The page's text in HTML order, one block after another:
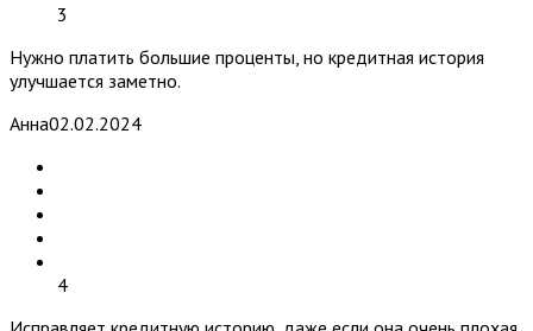
3
Нужно платить большие проценты, но кредитная история
улучшается заметно.
Анна02.02.2024
4